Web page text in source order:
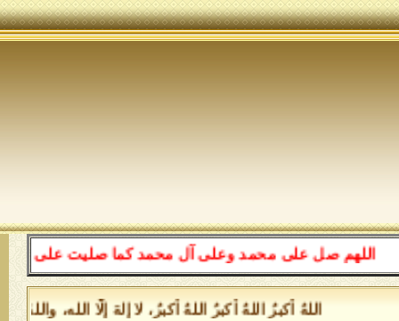
اللهم صل على محمد وعلى آل محمد كما صليت على إبراهيم
اللهُ أكبرُ اللهُ أكبرُ اللهُ أكبرُ، لا إلهَ إلَّا الله،